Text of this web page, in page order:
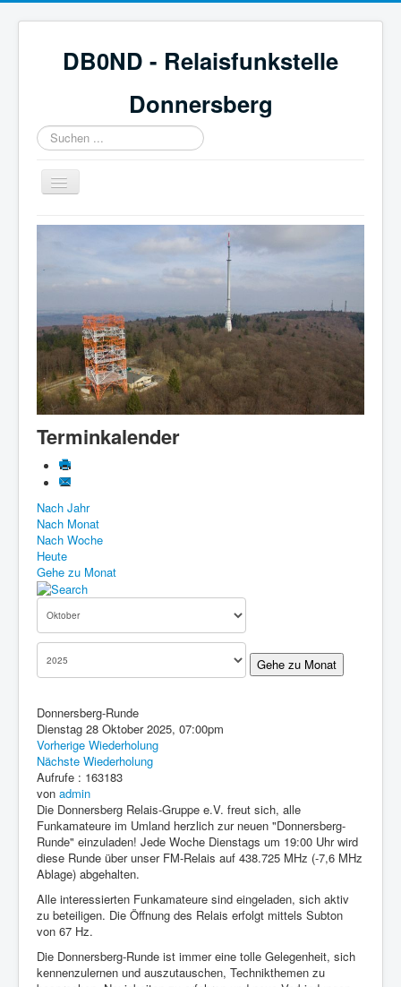
DB0ND - Relaisfunkstelle
Donnersberg
Suchen
...
Navigation
an/aus
Start
Webcam & Wetter
Galerie
Mitglied werden
Historie
Know-How
Impressum
Downloads
Terminkalender
Nach Jahr
Nach Monat
Nach Woche
Heute
Gehe zu Monat
Gehe zu Monat
Donnersberg-Runde
Dienstag 28 Oktober 2025, 07:00pm
Vorherige Wiederholung
Nächste Wiederholung
Aufrufe : 163183
von admin
Die Donnersberg Relais-Gruppe e.V. freut sich, alle
Funkamateure im Umland herzlich zur neuen "Donnersberg-
Runde" einzuladen! Jede Woche Dienstags um 19:00 Uhr wird
diese Runde über unser FM-Relais auf 438.725 MHz (-7,6 MHz
Ablage) abgehalten.
Alle interessierten Funkamateure sind eingeladen, sich aktiv
zu beteiligen. Die Öffnung des Relais erfolgt mittels Subton
von 67 Hz.
Die Donnersberg-Runde ist immer eine tolle Gelegenheit, sich
kennenzulernen und auszutauschen, Technikthemen zu